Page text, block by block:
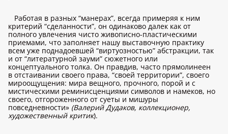
Работая в разных “манерах”, всегда примеряя к ним
критерий “сделанности”, он одинаково далек как от
полного увлечения чисто живописно-пластическими
приемами, что заполняет нашу выставочную практику
всем уже поднадоевшей “виртуозностью” абстракции, так
и от “литературной зауми” сюжетного или
концептуального толка. Он правдив, часто прямолинеен
в отстаивании своего права, “своей территории”, своего
мироощущения: мира вещного, прочного, порой и с
мистическими реминисценциями символов и намеков, но
своего, отгороженного от суеты и мишуры
повседневности» (Валерий Дудаков, коллекционер,
художественный критик).